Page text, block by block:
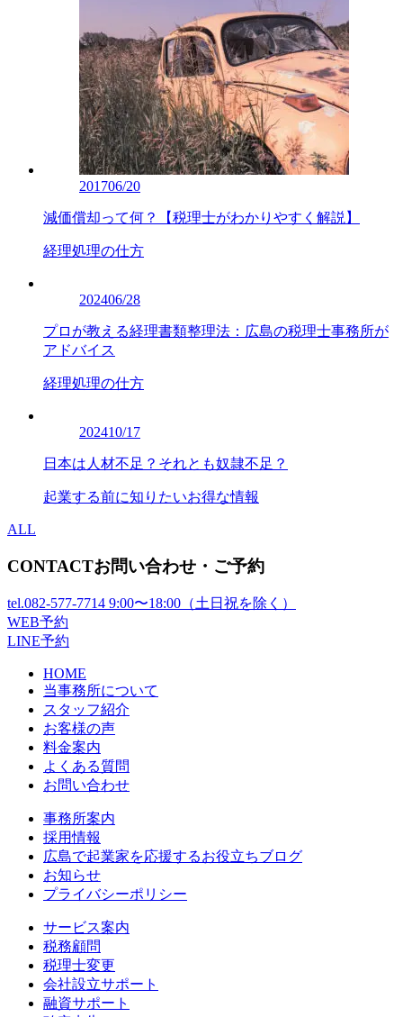
201706/20
減価償却って何？【税理士がわかりやすく解説】
経理処理の仕方
202406/28
プロが教える経理書類整理法：広島の税理士事務所が
アドバイス
経理処理の仕方
202410/17
日本は人材不足？それとも奴隷不足？
起業する前に知りたいお得な情報
ALL
CONTACTお問い合わせ・ご予約
tel.082-577-7714 9:00〜18:00（土日祝を除く）
WEB予約
LINE予約
HOME
当事務所について
スタッフ紹介
お客様の声
料金案内
よくある質問
お問い合わせ
事務所案内
採用情報
広島で起業家を応援するお役立ちブログ
お知らせ
プライバシーポリシー
サービス案内
税務顧問
税理士変更
会社設立サポート
融資サポート